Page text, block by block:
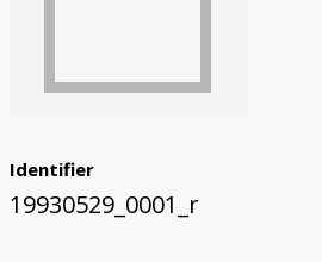
Identifier
19930529_0001_r